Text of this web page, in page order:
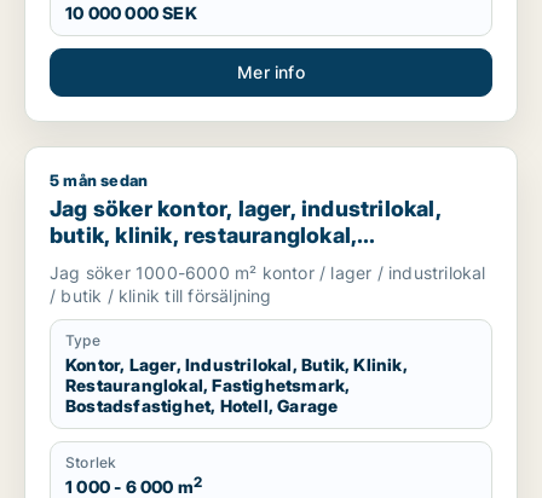
10 000 000 SEK
Mer info
Jag söker kontor, lager, industrilokal, butik, klinik,
5 mån sedan
Jag söker kontor, lager, industrilokal,
butik, klinik, restauranglokal,
fastighetsmark, bostadsfastighet, hotell
eller garage till salu i Härryda, Partille
eller Öckerö m.fl.
Jag söker 1000-6000 m² kontor / lager / industrilokal
/ butik / klinik till försäljning
Type
Kontor, Lager, Industrilokal, Butik, Klinik,
Restauranglokal, Fastighetsmark,
Bostadsfastighet, Hotell, Garage
Storlek
1 000 - 6 000 m2